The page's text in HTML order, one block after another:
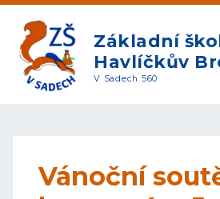
Základní
Havlíčkův
V Sadech 560
Vánoční